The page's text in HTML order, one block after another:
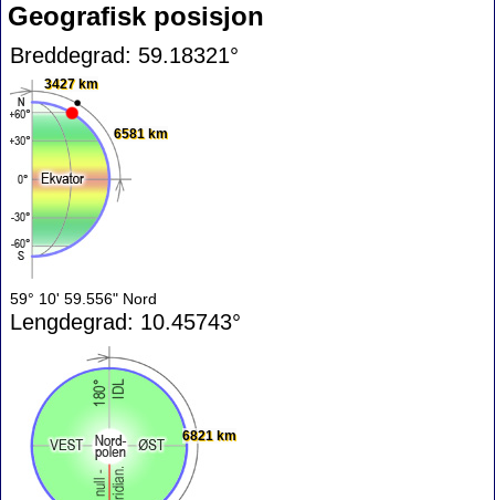
Geografisk posisjon
Breddegrad: 59.18321°
3427 km
6581 km
59° 10' 59.556" Nord
Lengdegrad: 10.45743°
6821 km